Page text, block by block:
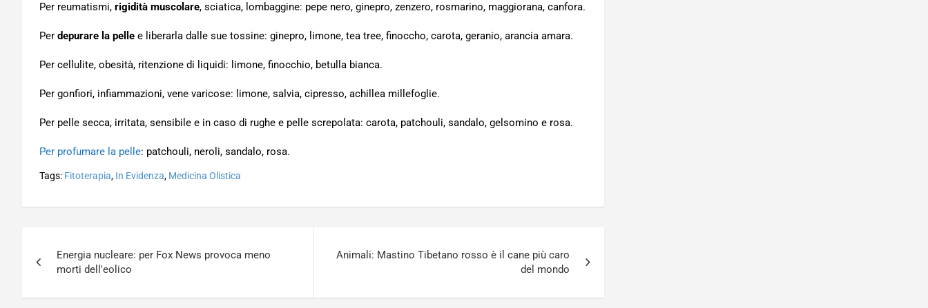
Per reumatismi, rigidità muscolare, sciatica, lombaggine: pepe nero, ginepro, zenzero, rosmarino, maggiorana, canfora.
Per depurare la pelle e liberarla dalle sue tossine: ginepro, limone, tea tree, finoccho, carota, geranio, arancia amara.
Per cellulite, obesità, ritenzione di liquidi: limone, finocchio, betulla bianca.
Per gonfiori, infiammazioni, vene varicose: limone, salvia, cipresso, achillea millefoglie.
Per pelle secca, irritata, sensibile e in caso di rughe e pelle screpolata: carota, patchouli, sandalo, gelsomino e rosa.
Per profumare la pelle: patchouli, neroli, sandalo, rosa.
Tags: Fitoterapia, In Evidenza, Medicina Olistica
articoli
Energia nucleare: per Fox News provoca meno
morti dell'eolico
Animali: Mastino Tibetano rosso è il cane più caro
del mondo